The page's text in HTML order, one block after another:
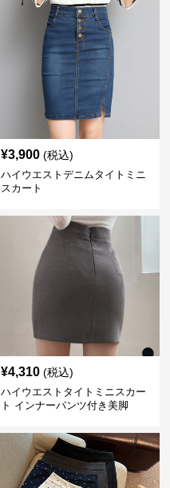
¥3,900 (税込)
ハイウエストデニムタイトミニ
スカート
¥4,310 (税込)
ハイウエストタイトミニスカー
ト インナーパンツ付き美脚